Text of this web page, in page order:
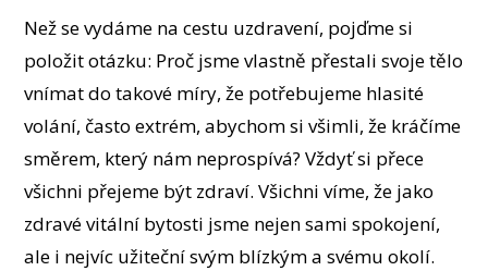
Než se vydáme na cestu uzdravení, pojďme si
položit otázku: Proč jsme vlastně přestali svoje tělo
vnímat do takové míry, že potřebujeme hlasité
volání, často extrém, abychom si všimli, že kráčíme
směrem, který nám neprospívá? Vždyť si přece
všichni přejeme být zdraví. Všichni víme, že jako
zdravé vitální bytosti jsme nejen sami spokojení,
ale i nejvíc užiteční svým blízkým a svému okolí.